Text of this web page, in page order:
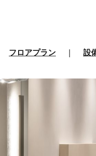
フロアプラン 設